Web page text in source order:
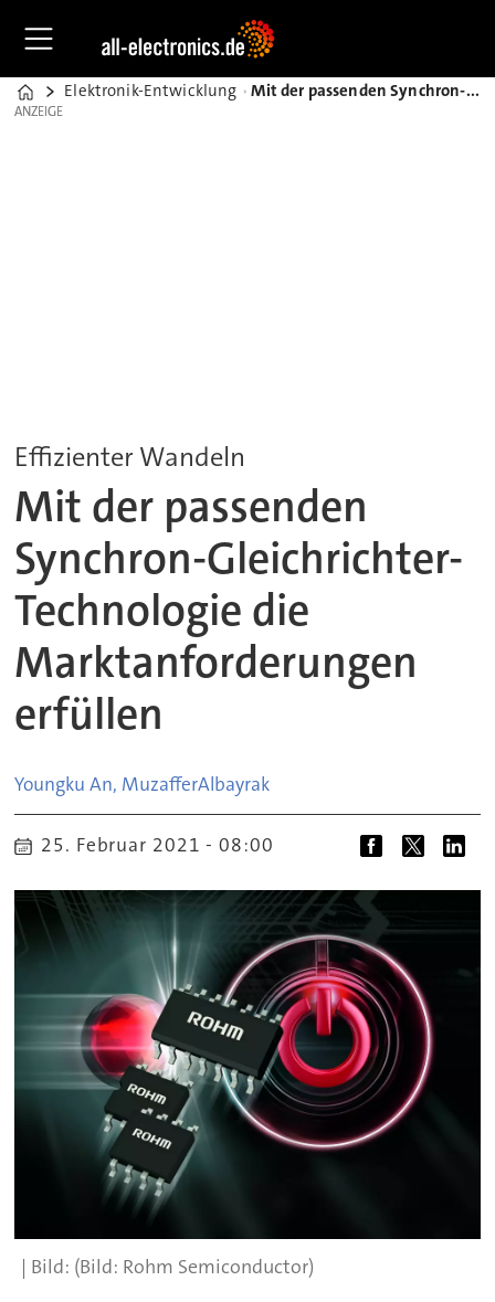
Home
Elektronik-Entwicklung Mit der passenden Synchron-Gleichrichter-Technologie die Marktanforderungen erfüllen
ANZEIGE
ANZEIGE
Effizienter Wandeln
Mit der passenden
Synchron-Gleichrichter-
Technologie die
Marktanforderungen
erfüllen
Youngku An, MuzafferAlbayrak
25. Februar 2021 - 08:00
(Bild: Rohm Semiconductor)